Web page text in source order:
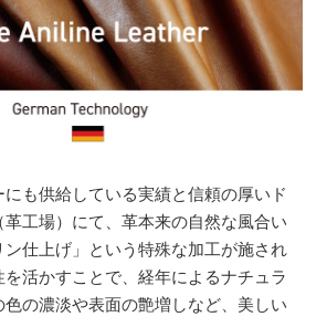
も供給している実績と信頼の厚いド
工場）にて、革本来の自然な風合い
ン仕上げ」という特殊な加工が施され
活かすことで、経年によるナチュラ
の濃淡や表面の艶増しなど、美しい